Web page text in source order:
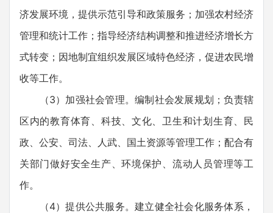
济发展环境，提供示范引导和政策服务；加强农村经济
管理和统计工作；指导经济结构调整和推进经济增长方
式转变；因地制宜组织发展区域特色经济，促进农民增
收等工作。
（3）加强社会管理。编制社会发展规划；负责辖
区内的教育体育、科技、文化、卫生和计划生育、民
政、公安、司法、人武、国土资源等管理工作；配合有
关部门做好安全生产、环境保护、流动人员管理等工
作。
（4）提供公共服务。建立健全社会化服务体系，